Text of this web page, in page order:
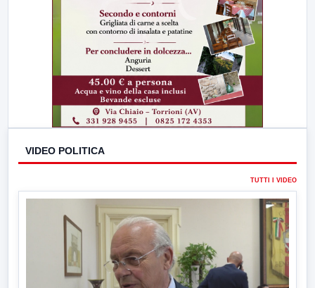
VIDEO POLITICA
TUTTI I VIDEO